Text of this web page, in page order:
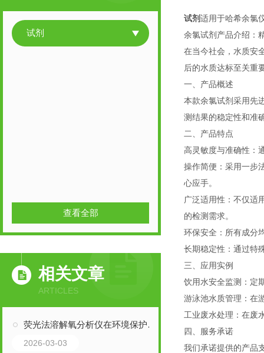
试剂
查看全部
相关文章
ARTICLES
荧光法溶解氧分析仪在环境保护中的关键作用
2026-03-03
试剂适用于哈希余氯
余氯试剂产品介绍：
在当今社会，水质安
后的水质达标至关重
一、产品概述
本款余氯试剂采用先
测结果的稳定性和准
二、产品特点
高灵敏度与准确性：
操作简便：采用一步
心应手。
广泛适用性：不仅适
的检测需求。
环保安全：所有成分
长期稳定性：通过特
三、应用实例
饮用水安全监测：定
游泳池水质管理：在
工业废水处理：在废
四、服务承诺
我们承诺提供的产品